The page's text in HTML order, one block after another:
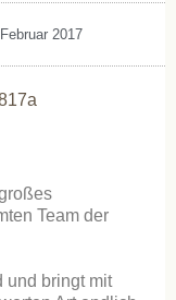
2017
Team der
und bringt mit